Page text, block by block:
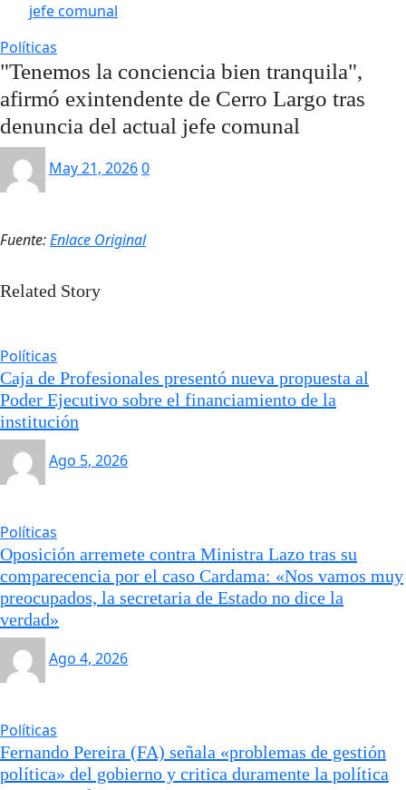
jefe comunal
Políticas
"Tenemos la conciencia bien tranquila",
afirmó exintendente de Cerro Largo tras
denuncia del actual jefe comunal
May 21, 20260
Fuente:Enlace Original
Related Story
Políticas
Caja de Profesionales presentó nueva propuesta al
Poder Ejecutivo sobre el financiamiento de la
institución
Ago 5, 2026
Políticas
Oposición arremete contra Ministra Lazo tras su
comparecencia por el caso Cardama: «Nos vamos muy
preocupados, la secretaria de Estado no dice la
verdad»
Ago 4, 2026
Políticas
Fernando Pereira (FA) señala «problemas de gestión
política» del gobierno y critica duramente la política